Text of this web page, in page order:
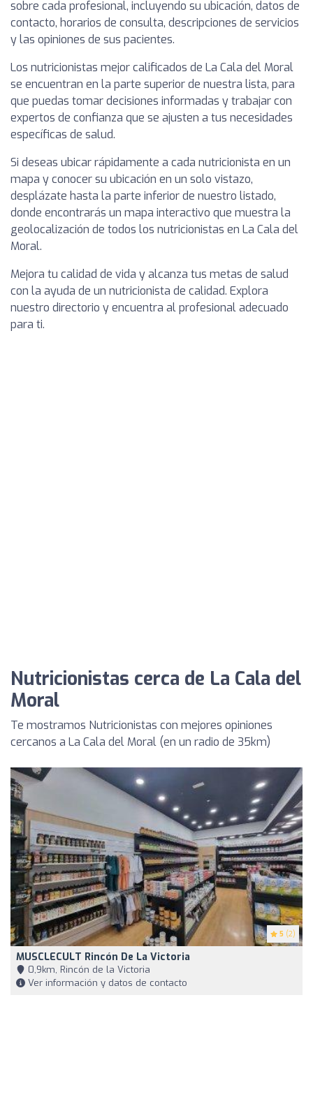
sobre cada profesional, incluyendo su ubicación, datos de
contacto, horarios de consulta, descripciones de servicios
y las opiniones de sus pacientes.
Los nutricionistas mejor calificados de La Cala del Moral
se encuentran en la parte superior de nuestra lista, para
que puedas tomar decisiones informadas y trabajar con
expertos de confianza que se ajusten a tus necesidades
específicas de salud.
Si deseas ubicar rápidamente a cada nutricionista en un
mapa y conocer su ubicación en un solo vistazo,
desplázate hasta la parte inferior de nuestro listado,
donde encontrarás un mapa interactivo que muestra la
geolocalización de todos los nutricionistas en La Cala del
Moral.
Mejora tu calidad de vida y alcanza tus metas de salud
con la ayuda de un nutricionista de calidad. Explora
nuestro directorio y encuentra al profesional adecuado
para ti.
Nutricionistas cerca de La Cala del
Moral
Te mostramos Nutricionistas con mejores opiniones
cercanos a La Cala del Moral (en un radio de 35km)
5 (2)
MUSCLECULT Rincón De La Victoria
0,9km, Rincón de la Victoria
Ver información y datos de contacto